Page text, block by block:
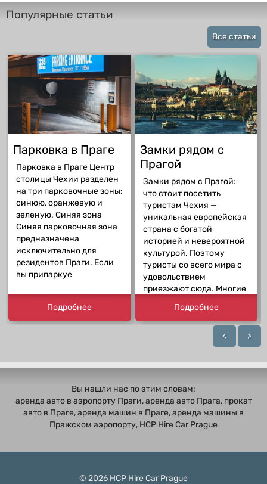
Популярные статьи
Все статьи
Парковка в Праге
Парковка в Праге Центр
столицы Чехии разделен
на три парковочные зоны:
синюю, оранжевую и
зеленую. Синяя зона
Синяя парковочная зона
предназначена
исключительно для
резидентов Праги. Если
вы припаркуе
Подробнее
Замки рядом с
Прагой
Замки рядом с Прагой:
что стоит посетить
туристам Чехия —
уникальная европейская
страна с богатой
историей и невероятной
культурой. Поэтому
туристы со всего мира с
удовольствием
приезжают сюда. Многие
Подробнее
< >
Вы нашли нас по этим словам:
аренда авто в аэропорту Праги, аренда авто Прага, прокат
авто в Праге, аренда машин в Праге, аренда машины в
Пражском аэропорту, HCP Hire Car Prague
© 2026 HCP Hire Car Prague